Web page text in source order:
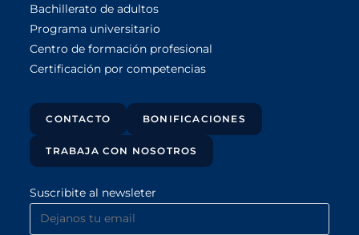
Bachillerato de adultos
Programa universitario
Centro de formación profesional
Certificación por competencias
CONTACTO BONIFICACIONES
TRABAJA CON NOSOTROS
Suscribite al newsleter